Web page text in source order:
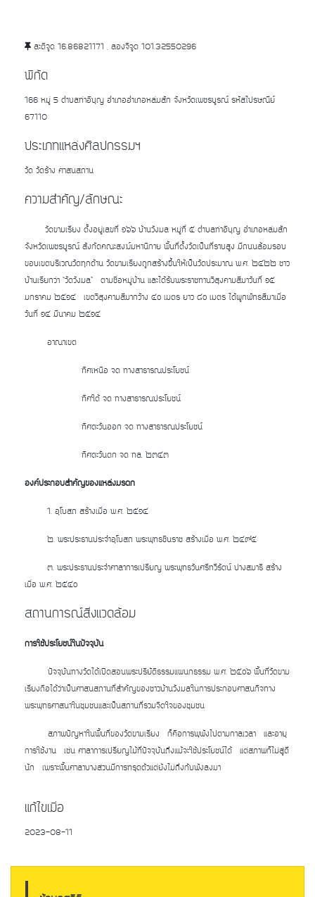
ละติจูด 16.86821171 , ลองจิจูด 101.32550296
พิกัด
166 หมู่ 5 ตำบลท่าอิบุญ อำเภออำเภอหล่มสัก จังหวัดเพชรบูรณ์ รหัสไปรษณีย์
67110
ประเภทแหล่งศิลปกรรมฯ
วัด วัดร้าง ศาสนสถาน
ความสำคัญ/ลักษณะ
วัดขามเรียง ตั้งอยู่เลขที่ ๑๖๖ บ้านวังมล หมู่ที่ ๕ ตำบลท่าอิบุญ อำเภอหล่มสัก
จังหวัดเพชรบูรณ์ สังกัดคณะสงฆ์มหานิกาย พื้นที่ตั้งวัดเป็นที่ราบสูง มีถนนล้อมรอบ
ขอบเขตบริเวณวัดทุกด้าน วัดขามเรียงถูกสร้างขึ้นให้เป็นวัดประมาณ พ.ศ. ๒๔๒๒ ชาว
บ้านเรียกว่า “วัดวังมล” ตามชื่อหมู่บ้าน และได้รับพระราชทานวิสุงคามสีมาวันที่ ๑๕
มกราคม ๒๕๑๔ เขตวิสุงคามสีมากว้าง ๔๐ เมตร ยาว ๘๐ เมตร ได้ผูกพัทธสีมาเมื่อ
วันที่ ๑๔ มีนาคม ๒๕๑๔
อาณาเขต
ทิศเหนือ จด ทางสาธารณประโยชน์
ทิศใต้ จด ทางสาธารณประโยชน์
ทิศตะวันออก จด ทางสาธารณประโยชน์
ทิศตะวันตก จด ทล. ๒๓๔๓
องค์ประกอบสำคัญของแหล่งมรดก
1. อุโบสถ สร้างเมื่อ พ.ศ. ๒๕๑๔
๒. พระประธานประจำอุโบสถ พระพุทธชินราช สร้างเมื่อ พ.ศ. ๒๔๙๕
๓. พระประธานประจำศาลาการเปรียญ พระพุทธวันศรีทวีรัตน์ ปางสมาธิ สร้าง
เมื่อ พ.ศ. ๒๕๔๐
สถานการณ์สิ่งแวดล้อม
การใช้ประโยชน์ในปัจจุบัน
ปัจจุบันทางวัดได้เปิดสอนพระปริยัติธรรมแผนกธรรม พ.ศ. ๒๕๐๖ พื้นที่วัดขาม
เรียงถือได้ว่าเป็นศาสนสถานที่สำคัญของชาวบ้านวังมลในการประกอบศาสนกิจทาง
พระพุทธศาสนาในชุมชนและเป็นสถานที่รวมจิตใจของชุมชน
สภาพปัญหาในพื้นที่ของวัดขามเรียง ก็คือการพุพังไปตามกาลเวลา และอายุ
การใช้งาน เช่น ศาลาการเปรียญไม้ที่ปัจจุบันถึงแม้จะใช้ประโยชน์ได้ แต่สภาพก็ไม่สู่ดี
นัก เพราะพื้นศาลาบางส่วนมีการทรุดตัวแต่ยังไม่ถึงกับพังลงมา
แก้ไขเมื่อ
2023-08-11